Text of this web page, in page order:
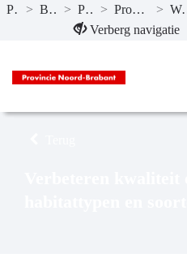
Naar hoofdinhoud
Publicaties > Begroting 2024 > Programma’s > Programma 4 Natuur en milieu > Wat
Verberg navigatie